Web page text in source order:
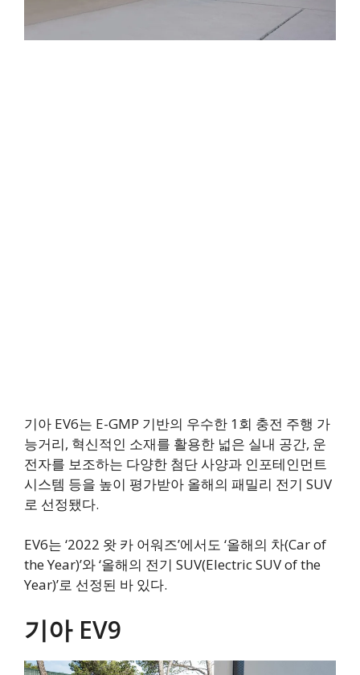
기아 EV6는 E-GMP 기반의 우수한 1회 충전 주행 가
능거리, 혁신적인 소재를 활용한 넓은 실내 공간, 운
전자를 보조하는 다양한 첨단 사양과 인포테인먼트
시스템 등을 높이 평가받아 올해의 패밀리 전기 SUV
로 선정됐다.
EV6는 ‘2022 왓 카 어워즈’에서도 ‘올해의 차(Car of
the Year)’와 ‘올해의 전기 SUV(Electric SUV of the
Year)’로 선정된 바 있다.
기아 EV9